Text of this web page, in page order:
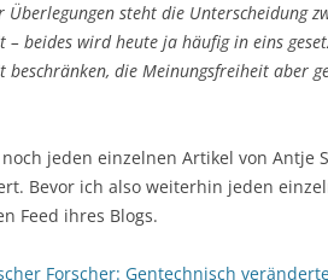
Überlegungen steht die Unterscheidung
– beides wird heute ja häufig in eins
beschränken, die Meinungsfreiheit aber
jeden einzelnen Artikel von Antje
Bevor ich also weiterhin jeden
Feed ihres Blogs.
Forscher: Gentechnisch